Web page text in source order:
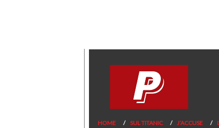
HOME SUL TITANIC J’ACCUSE